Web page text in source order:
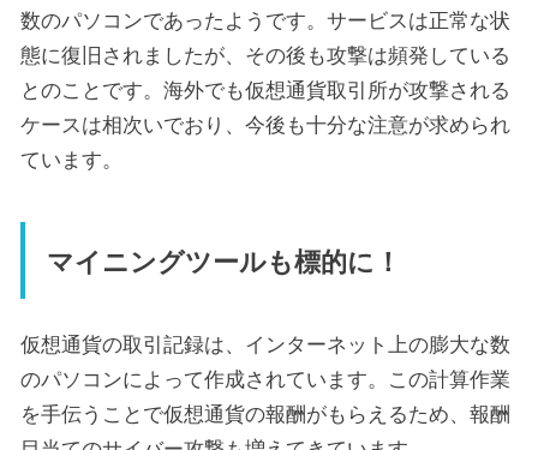
数のパソコンであったようです。サービスは正常な状
態に復旧されましたが、その後も攻撃は頻発している
とのことです。海外でも仮想通貨取引所が攻撃される
ケースは相次いでおり、今後も十分な注意が求められ
ています。
マイニングツールも標的に！
仮想通貨の取引記録は、インターネット上の膨大な数
のパソコンによって作成されています。この計算作業
を手伝うことで仮想通貨の報酬がもらえるため、報酬